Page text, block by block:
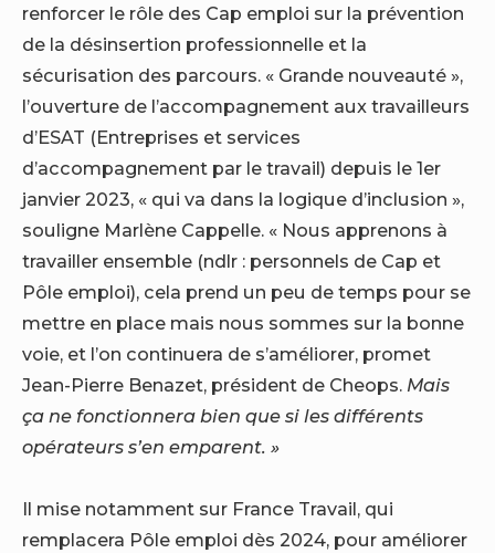
renforcer le rôle des Cap emploi sur la prévention
de la désinsertion professionnelle et la
sécurisation des parcours. « Grande nouveauté »,
l’ouverture de l’accompagnement aux travailleurs
d’ESAT (Entreprises et services
d’accompagnement par le travail) depuis le 1er
janvier 2023, « qui va dans la logique d’inclusion »,
souligne Marlène Cappelle. « Nous apprenons à
travailler ensemble (ndlr : personnels de Cap et
Pôle emploi), cela prend un peu de temps pour se
mettre en place mais nous sommes sur la bonne
voie, et l’on continuera de s’améliorer, promet
Jean-Pierre Benazet, président de Cheops. Mais
ça ne fonctionnera bien que si les différents
opérateurs s’en emparent. »
Il mise notamment sur France Travail, qui
remplacera Pôle emploi dès 2024, pour améliorer